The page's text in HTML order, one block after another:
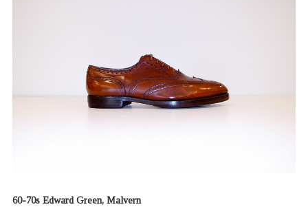
60-70s Edward Green, Malvern